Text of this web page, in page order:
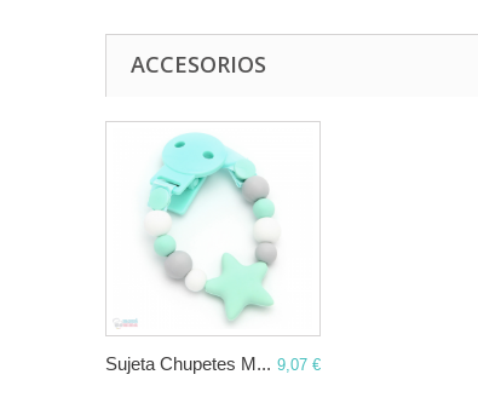
ACCESORIOS
Sujeta Chupetes M... 9,07 €